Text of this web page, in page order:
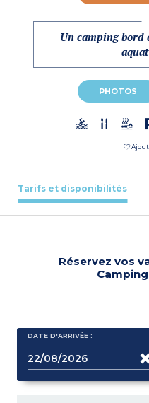
Un camping bord
PHOTOS
Tarifs et disponibilités
Réservez vos
DATE D'ARRIVÉE :